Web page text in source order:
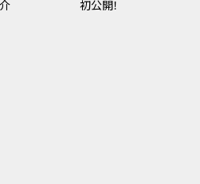
初公開！